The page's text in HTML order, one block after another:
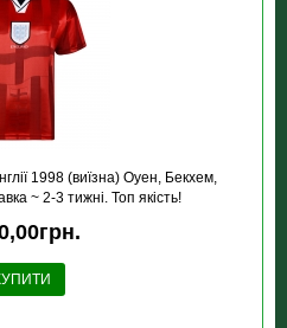
1998 (виїзна) Оуен, Бекхем,
~ 2-3 тижні. Топ якість!